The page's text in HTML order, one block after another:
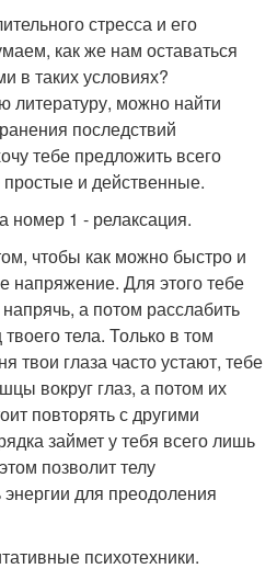
стресса и его
как же нам оставаться
в таких условиях?
литературу, можно найти
последствий
тебе предложить всего
и действенные.
номер 1 - релаксация.
чтобы как можно быстро и
напряжение. Для этого тебе
а потом расслабить
тела. Только в том
твои глаза часто устают, тебе
вокруг глаз, а потом их
повторять с другими
займет у тебя всего лишь
позволит телу
энергии для преодоления
психотехники.